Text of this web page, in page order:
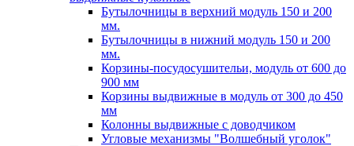
Бутылочницы в верхний модуль 150 и 200
мм.
Бутылочницы в нижний модуль 150 и 200
мм.
Корзины-посудосушительи, модуль от 600 до
900 мм
Корзины выдвижные в модуль от 300 до 450
мм
Колонны выдвижные с доводчиком
Угловые механизмы "Волшебный уголок"